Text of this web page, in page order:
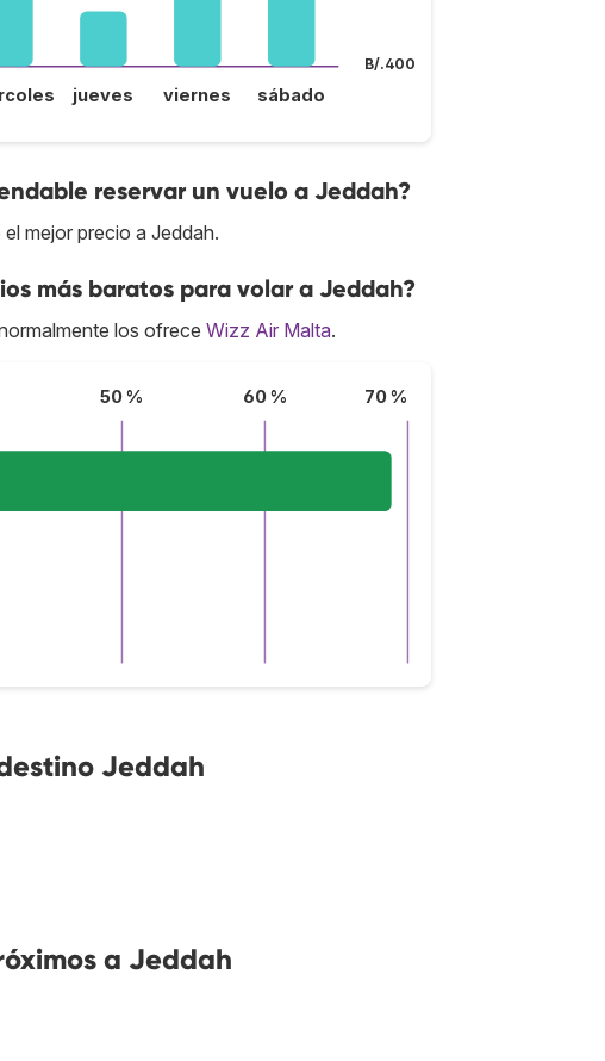
B/.400
jueves viernes sábado
reservar un vuelo a Jeddah?
mejor precio a Jeddah.
más baratos para volar a Jeddah?
los ofrece Wizz Air Malta.
50 % 60 % 70 %
Jeddah
a Jeddah